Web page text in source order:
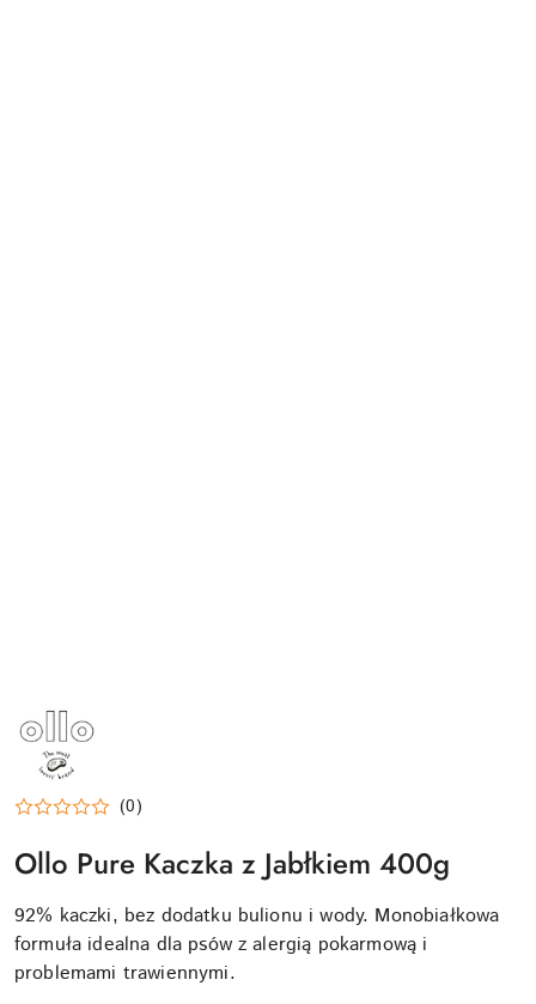
NAZWA
PRODUCENTA:
OLLO
(0)
Ollo Pure Kaczka z Jabłkiem 400g
92% kaczki, bez dodatku bulionu i wody. Monobiałkowa
formuła idealna dla psów z alergią pokarmową i
problemami trawiennymi.